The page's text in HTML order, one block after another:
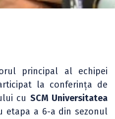
principal al echipei
la conferința de
cu SCM Universitatea
etapa a 6-a din sezonul